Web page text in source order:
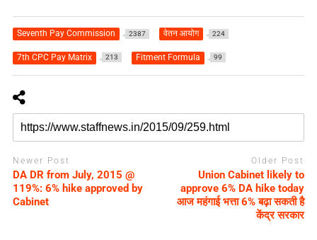
Seventh Pay Commission 2387 वेतन आयोग 224
7th CPC Pay Matrix 213 Fitment Formula 99
Newer Post
DA DR from July, 2015 @
119%: 6% hike approved by
Cabinet
Older Post
Union Cabinet likely to
approve 6% DA hike today
आज महंगाई भत्ता 6% बढ़ा सकती है
केंद्र सरकार